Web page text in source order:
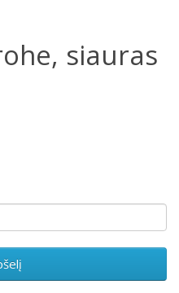
siauras